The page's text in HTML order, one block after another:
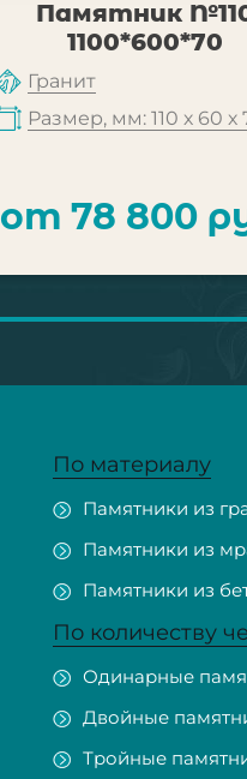
Памятник
1100*600*70
Гранит
Размер, мм: 110 х 60 х
от 78 800
По материалу
Памятники из
Памятники из
Памятники из
По количеству
Одинарные
Двойные
Тройные